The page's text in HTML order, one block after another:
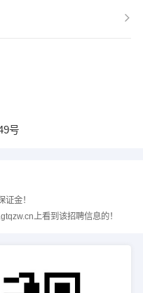
号
金！
上看到该招聘信息的！